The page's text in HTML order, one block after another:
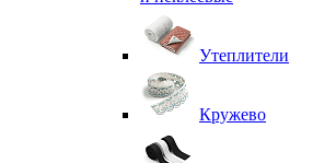
Утеплители
Кружево